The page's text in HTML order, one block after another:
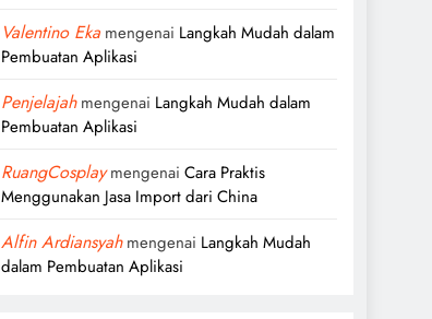
Valentino Eka mengenai Langkah Mudah dalam
Pembuatan Aplikasi
Penjelajahmengenai Langkah Mudah dalam
Pembuatan Aplikasi
RuangCosplaymengenai Cara Praktis
Menggunakan Jasa Import dari China
Alfin Ardiansyahmengenai Langkah Mudah
dalam Pembuatan Aplikasi